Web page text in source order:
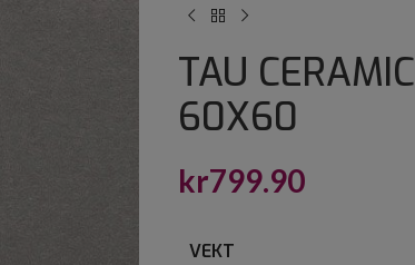
TAU
60X60
kr799.90
VEKT